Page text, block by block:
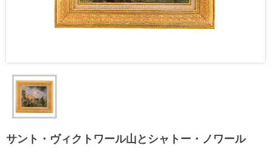
サント・ヴィクトワール山とシャトー・ノワール